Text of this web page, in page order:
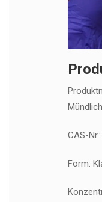
CAS-
Form: